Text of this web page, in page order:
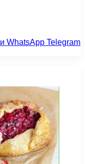
WhatsApp Telegram